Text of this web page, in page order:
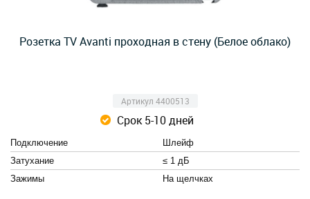
Розетка TV Avanti проходная в стену (Белое облако)
Артикул 4400513
Срок 5-10 дней
Подключение
Шлейф
Затухание
≤ 1 дБ
Зажимы
На щелчках